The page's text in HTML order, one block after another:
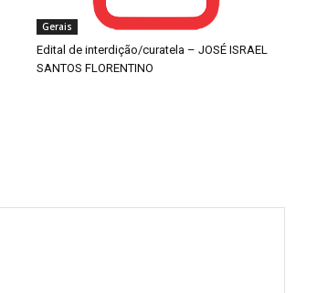
Gerais
Edital de interdição/curatela – JOSÉ ISRAEL
SANTOS FLORENTINO